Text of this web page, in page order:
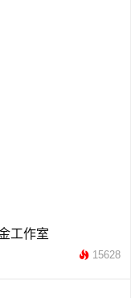
工作室
15628